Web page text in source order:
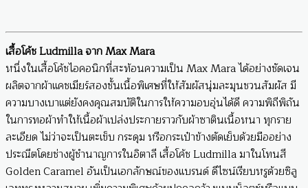
เสื้อโค้ช Ludmilla จาก Max Mara
หนึ่งในเสื้อโค้ชไอคอนิกที่สะท้อนความเป็น Max Mara ได้อย่างชัดเจน
ผลิตจากผ้าแคชเมียร์สองชั้นเนื้อพิเศษที่ให้สัมผัสนุ่มละมุนชวนสัมผัส มี
ความบางเบาแต่ยังคงคุณสมบัติในการให้ความอบอุ่นได้ดี ความพิถีพิถัน
ในการทอผ้าทำให้เนื้อผ้าเปล่งประกายราวกับผ้าซาตินเนื้อหนา ทุกราย
ละเอียด ไม่ว่าจะเป็นตะเข็บ กระดุม หรือกระเป๋าข้างตัดเย็บด้วยมืออย่าง
ประณีตโดยช่างผู้ชำนาญการในอิตาลี เสื้อโค้ช Ludmilla มาในโทนสี
Golden Caramel อันเป็นเอกลักษณ์ของแบรนด์ ดีไซน์เรียบหรูด้วยซิลู